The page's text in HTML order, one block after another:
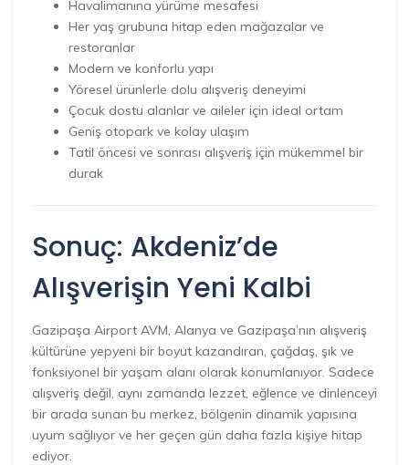
Havalimanına yürüme mesafesi
Her yaş grubuna hitap eden mağazalar ve
restoranlar
Modern ve konforlu yapı
Yöresel ürünlerle dolu alışveriş deneyimi
Çocuk dostu alanlar ve aileler için ideal ortam
Geniş otopark ve kolay ulaşım
Tatil öncesi ve sonrası alışveriş için mükemmel bir
durak
Sonuç: Akdeniz’de
Alışverişin Yeni Kalbi
Gazipaşa Airport AVM, Alanya ve Gazipaşa’nın alışveriş
kültürüne yepyeni bir boyut kazandıran, çağdaş, şık ve
fonksiyonel bir yaşam alanı olarak konumlanıyor. Sadece
alışveriş değil, aynı zamanda lezzet, eğlence ve dinlenceyi
bir arada sunan bu merkez, bölgenin dinamik yapısına
uyum sağlıyor ve her geçen gün daha fazla kişiye hitap
ediyor.